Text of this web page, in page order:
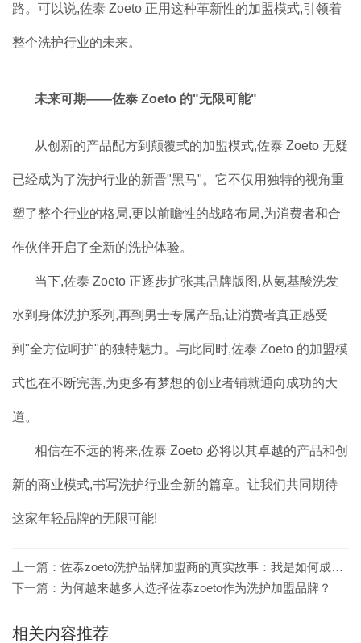
路。可以说,佐泰 Zoeto 正用这种革新性的加盟模式,引领着
整个洗护行业的未来。
未来可期——佐泰 Zoeto 的"无限可能"
从创新的产品配方到颠覆式的加盟模式,佐泰 Zoeto 无疑
已经成为了洗护行业的新晋"黑马"。它不仅用独特的视角重
塑了整个行业的格局,更以前瞻性的战略布局,为消费者和合
作伙伴开启了全新的洗护体验。
当下,佐泰 Zoeto 正逐步扩张其品牌版图,从氨基酸洗发
水到身体洗护系列,再到男士专属产品,让消费者真正感受
到"全方位呵护"的独特魅力。与此同时,佐泰 Zoeto 的加盟模
式也在不断完善,为更多有梦想的创业者铺就通向成功的大
道。
相信在不远的将来,佐泰 Zoeto 必将以其卓越的产品和创
新的商业模式,书写洗护行业全新的篇章。让我们共同期待
这家年轻品牌的无限可能!
上一篇： 佐泰zoeto洗护品牌加盟商的真实故事：我是如何成功的！
下一篇： 为何越来越多人选择佐泰zoeto作为洗护加盟品牌？
相关内容推荐